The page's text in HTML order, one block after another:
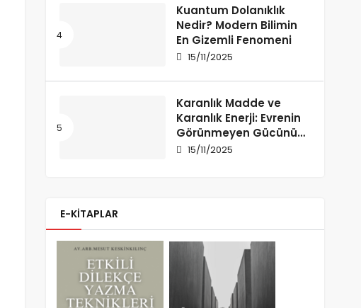
Kuantum Dolanıklık
Nedir? Modern Bilimin
En Gizemli Fenomeni
15/11/2025
Karanlık Madde ve
Karanlık Enerji: Evrenin
Görünmeyen Gücünü
Anlamak
15/11/2025
E-KİTAPLAR